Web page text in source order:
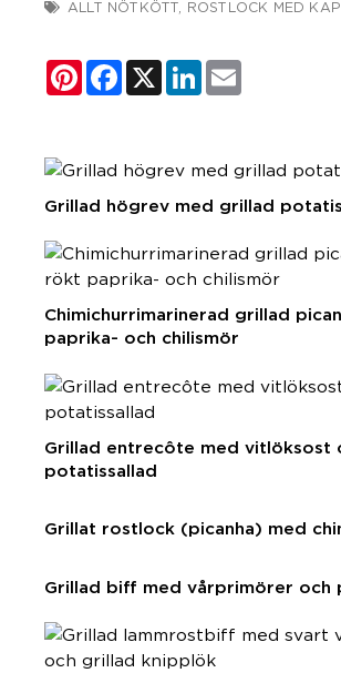
ALLT NÖTKÖTT ROSTLOCK MED
PinterestFacebook
X LinkedIn
Grillad högrev med grillad
Chimichurrimarinerad grillad
paprika- och chilismör
Grillad entrecôte med vitlöksost
potatissallad
Grillat rostlock (picanha) med
Grillad biff med vårprimörer och